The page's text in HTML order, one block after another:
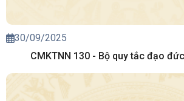
30/09/2025
CMKTNN 130 - Bộ quy tắc đạo